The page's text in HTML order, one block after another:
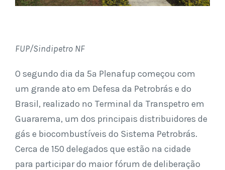
FUP/Sindipetro NF
O segundo dia da 5ª Plenafup começou com
um grande ato em Defesa da Petrobrás e do
Brasil, realizado no Terminal da Transpetro em
Guararema, um dos principais distribuidores de
gás e biocombustíveis do Sistema Petrobrás.
Cerca de 150 delegados que estão na cidade
para participar do maior fórum de deliberação